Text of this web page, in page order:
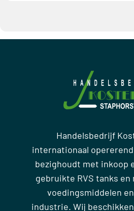
Handelsbedrijf
internationaal
bezighoudt met inkoop
gebruikte RVS tanks en
voedingsmiddelen
industrie. Wij